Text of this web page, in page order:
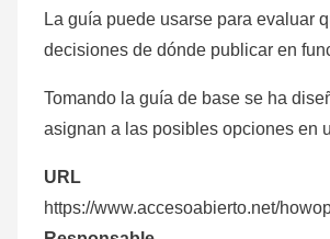
La guía puede usarse para evaluar
decisiones de dónde publicar en
Tomando la guía de base se ha
asignan a las posibles opciones en
URL
https://www.accesoabierto.net/